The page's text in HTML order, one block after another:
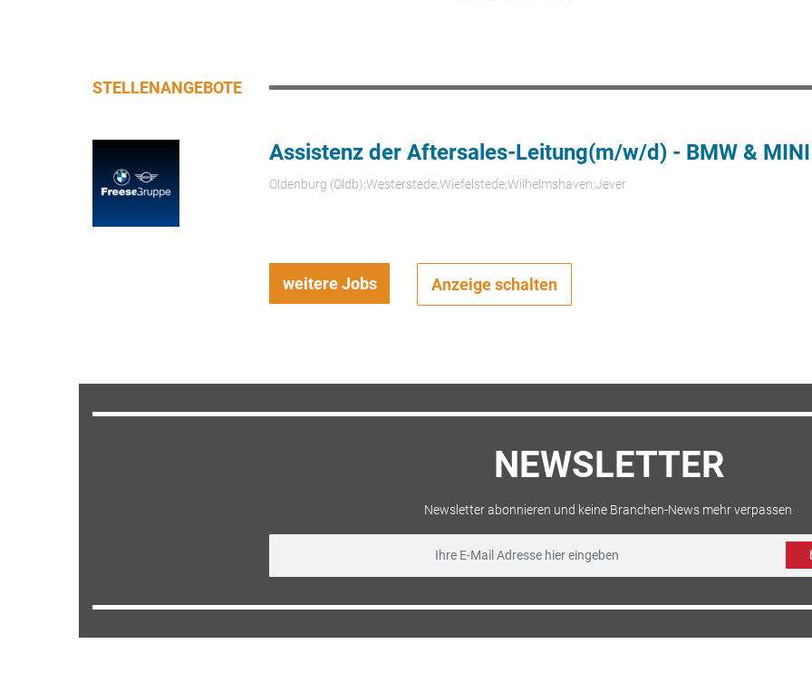
STELLENANGEBOTE
Assistenz der Aftersales-Leitung(m/w/d) - BMW & MINI
Oldenburg (Oldb);Westerstede;Wiefelstede;Wilhelmshaven;Jever
weitere Jobs Anzeige schalten
NEWSLETTER
Newsletter abonnieren und keine Branchen-News mehr verpassen.